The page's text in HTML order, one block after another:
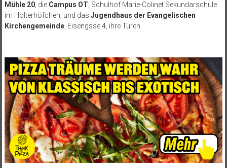
Mühle 20, die Campus OT, Schulhof Marie-Colinet Sekundarschule
im Holterhöfchen, und das Jugendhaus der Evangelischen
Kirchengemeinde, Eisengsse 4, ihre Türen.